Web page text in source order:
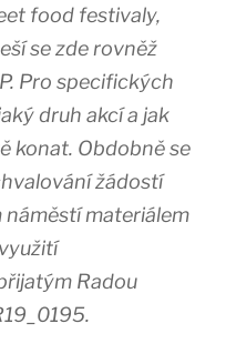
food festivaly,
se zde rovněž
Pro specifických
druh akcí a jak
konat. Obdobně se
žádostí
materiálem
Radou